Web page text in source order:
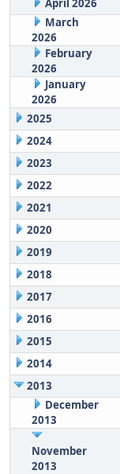
April 2026
March
2026
February
2026
January
2026
2025
2024
2023
2022
2021
2020
2019
2018
2017
2016
2015
2014
2013
December
2013
November
2013